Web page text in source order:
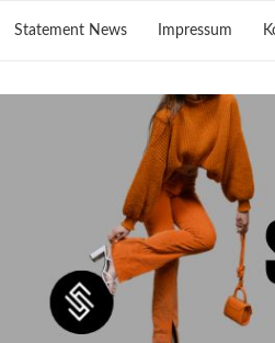
Statement News Impressum